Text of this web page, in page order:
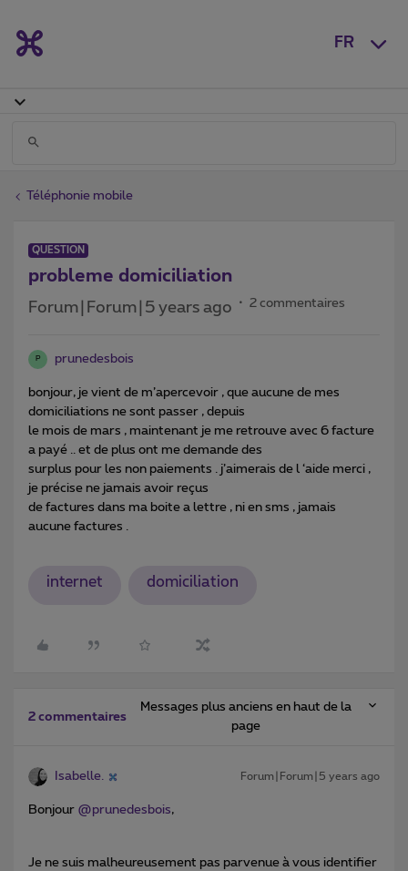
FR
Téléphonie mobile
QUESTION
probleme domiciliation
Forum|Forum|5 years ago 2 commentaires
P prunedesbois
bonjour, je vient de m’apercevoir , que aucune de mes
domiciliations ne sont passer , depuis
le mois de mars , maintenant je me retrouve avec 6 facture
a payé .. et de plus ont me demande des
surplus pour les non paiements . j’aimerais de l ‘aide merci ,
je précise ne jamais avoir reçus
de factures dans ma boite a lettre , ni en sms , jamais
aucune factures .
internet domiciliation
2 commentaires
Messages plus anciens en haut de la
page
Isabelle. Forum|Forum|5 years ago
Bonjour @prunedesbois,
Je ne suis malheureusement pas parvenue à vous identifier